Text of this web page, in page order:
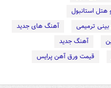
هتل استانبول
بینی ترمیمی
آهنگ های جدید
آهنگ جدید
قیمت ورق آهن پرایس